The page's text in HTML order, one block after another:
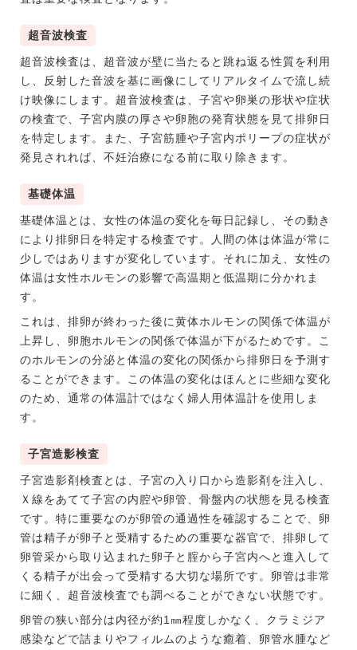
超音波検査
超音波検査は、超音波が壁に当たると跳ね返る性質を利用
し、反射した音波を基に画像にしてリアルタイムで流し続
け映像にします。超音波検査は、子宮や卵巣の形状や症状
の検査で、子宮内膜の厚さや卵胞の発育状態を見て排卵日
を特定します。また、子宮筋腫や子宮内ポリープの症状が
発見されれば、不妊治療になる前に取り除きます。
基礎体温
基礎体温とは、女性の体温の変化を毎日記録し、その動き
により排卵日を特定する検査です。人間の体は体温が常に
少しではありますが変化しています。それに加え、女性の
体温は女性ホルモンの影響で高温期と低温期に分かれま
す。
これは、排卵が終わった後に黄体ホルモンの関係で体温が
上昇し、卵胞ホルモンの関係で体温が下がるためです。こ
のホルモンの分泌と体温の変化の関係から排卵日を予測す
ることができます。この体温の変化はほんとに些細な変化
のため、通常の体温計ではなく婦人用体温計を使用しま
す。
子宮造影検査
子宮造影剤検査とは、子宮の入り口から造影剤を注入し、
Ｘ線をあてて子宮の内腔や卵管、骨盤内の状態を見る検査
です。特に重要なのが卵管の通過性を確認することで、卵
管は精子が卵子と受精するための重要な器官で、排卵して
卵管采から取り込まれた卵子と腟から子宮内へと進入して
くる精子が出会って受精する大切な場所です。卵管は非常
に細く、超音波検査でも調べることができない状態です。
卵管の狭い部分は内径が約1㎜程度しかなく、クラミジア
感染などで詰まりやフィルムのような癒着、卵管水腫など